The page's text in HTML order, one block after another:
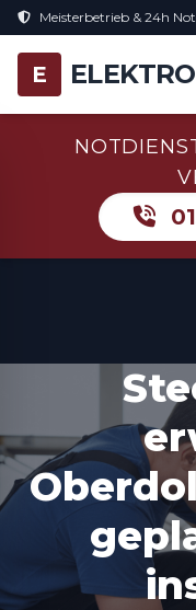
Meisterbetrieb & 24h
E ELEKTRO